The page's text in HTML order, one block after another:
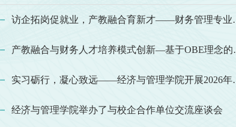
访企拓岗促就业
产教融合与财务
实习砺行，
经济与管理学院举办了与校企合作单位交流座谈会